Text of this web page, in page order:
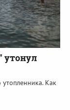
утонул
Как